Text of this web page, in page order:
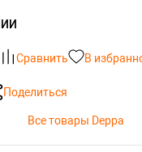
Сравнить В
Поделиться
Все товары Deppa